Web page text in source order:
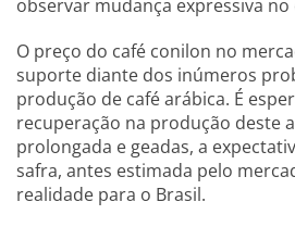
observar mudança expressiva no
O preço do café conilon no
suporte diante dos inúmeros
produção de café arábica. É
recuperação na produção deste
prolongada e geadas, a
safra, antes estimada pelo
realidade para o Brasil.